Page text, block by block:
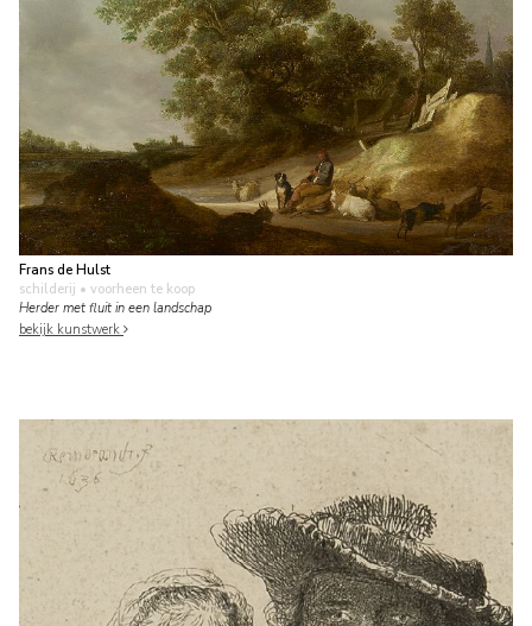
Frans de Hulst
schilderij • voorheen te koop
Herder met fluit in een landschap
bekijk kunstwerk